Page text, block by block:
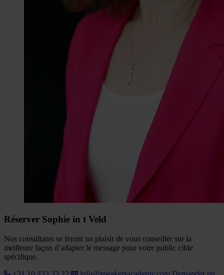
Réserver Sophie in t Veld
Nos consultants se feront un plaisir de vous conseiller sur la
meilleure façon d’adapter le message pour votre public cible
spécifique.